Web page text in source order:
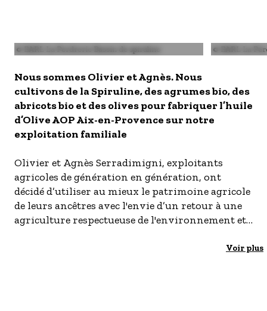
- Les établissements Accueil vélo
LES OFFRES MYPROVENCE
S'inscrire à nos newsletters
Image
© EARL La Perdrerie Bassin de spiruline Image
© EARL La
Nous sommes Olivier et Agnès. Nous
cultivons de la Spiruline, des agrumes bio, des
abricots bio et des olives pour fabriquer l’huile
d’Olive AOP Aix-en-Provence sur notre
exploitation familiale
Olivier et Agnès Serradimigni, exploitants
agricoles de génération en génération, ont
décidé d’utiliser au mieux le patrimoine agricole
de leurs ancêtres avec l'envie d’un retour à une
agriculture respectueuse de l'environnement et
Voir plus